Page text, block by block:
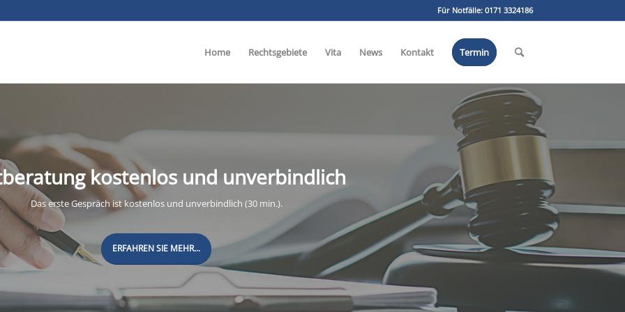
Für Notfälle: 0171 3324186
Home Rechtsgebiete Vita News Kontakt Termin
kostenlos und unverbindlich
Das erste Gespräch ist kostenlos und unverbindlich (30 min.).
ERFAHREN SIE MEHR...